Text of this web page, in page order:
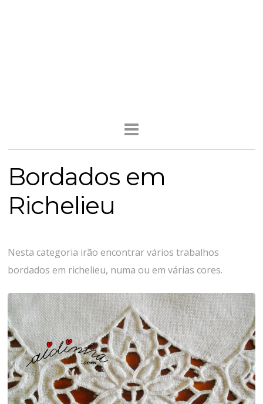
Bordados em
Richelieu
Nesta categoria irão encontrar vários trabalhos
bordados em richelieu, numa ou em várias cores.